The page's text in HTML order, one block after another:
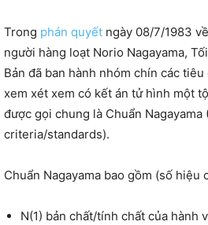
Trong phán quyết ngày 08/7/1983
người hàng loạt Norio Nagayama,
Bản đã ban hành nhóm chín các
xem xét xem có kết án tử hình một
được gọi chung là Chuẩn Nagayama
criteria/standards).
Chuẩn Nagayama bao gồm (số hiệu
N(1) bản chất/tính chất của hành